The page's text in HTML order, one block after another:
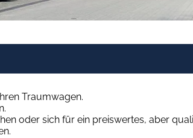
Traumwagen.
oder sich für ein preiswertes, aber